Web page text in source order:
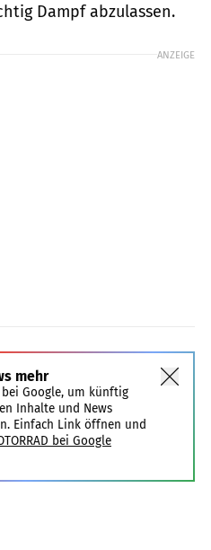
Dampf abzulassen.
ANZEIGE
mehr
bei Google, um künftig
Inhalte und News
Einfach Link öffnen und
bei Google